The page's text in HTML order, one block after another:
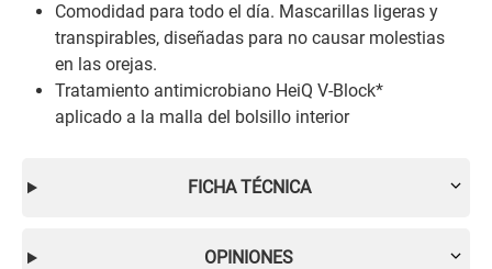
Comodidad para todo el día. Mascarillas ligeras y
transpirables, diseñadas para no causar molestias
en las orejas.
Tratamiento antimicrobiano HeiQ V-Block*
aplicado a la malla del bolsillo interior
FICHA TÉCNICA
OPINIONES